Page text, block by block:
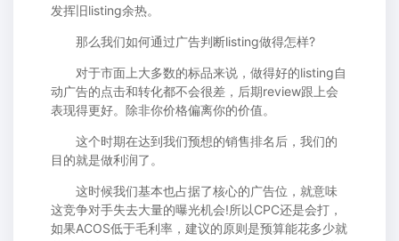
发挥旧listing余热。
那么我们如何通过广告判断listing做得怎样?
对于市面上大多数的标品来说，做得好的listing自
动广告的点击和转化都不会很差，后期review跟上会
表现得更好。除非你价格偏离你的价值。
这个时期在达到我们预想的销售排名后，我们的
目的就是做利润了。
这时候我们基本也占据了核心的广告位，就意味
这竞争对手失去大量的曝光机会!所以CPC还是会打，
如果ACOS低于毛利率，建议的原则是预算能花多少就